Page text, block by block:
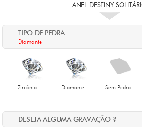
ANEL DESTINY
TIPO DE PEDRA
Diamante
Zircônia Diamante Sem Pedra
DESEJA ALGUMA GRAVAÇÃO ?